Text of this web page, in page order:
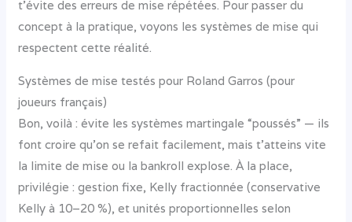
t’évite des erreurs de mise répétées. Pour passer du
concept à la pratique, voyons les systèmes de mise qui
respectent cette réalité.
Systèmes de mise testés pour Roland Garros (pour
joueurs français)
Bon, voilà : évite les systèmes martingale “poussés” — ils
font croire qu’on se refait facilement, mais t’atteins vite
la limite de mise ou la bankroll explose. À la place,
privilégie : gestion fixe, Kelly fractionnée (conservative
Kelly à 10–20 %), et unités proportionnelles selon